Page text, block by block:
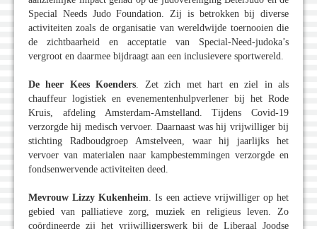
Special Needs Judo Foundation. Zij is betrokken bij diverse
activiteiten zoals de organisatie van wereldwijde toernooien die
de zichtbaarheid en acceptatie van Special-Need-judoka’s
vergroot en daarmee bijdraagt aan een inclusievere sportwereld.
De heer Kees Koenders. Zet zich met hart en ziel in als
chauffeur logistiek en evenementenhulpverlener bij het Rode
Kruis, afdeling Amsterdam-Amstelland. Tijdens Covid-19
verzorgde hij medisch vervoer. Daarnaast was hij vrijwilliger bij
stichting Radboudgroep Amstelveen, waar hij jaarlijks het
vervoer van materialen naar kampbestemmingen verzorgde en
fondsenwervende activiteiten deed.
Mevrouw Lizzy Kukenheim. Is een actieve vrijwilliger op het
gebied van palliatieve zorg, muziek en religieus leven. Zo
coördineerde zij het vrijwilligerswerk bij de Liberaal Joodse